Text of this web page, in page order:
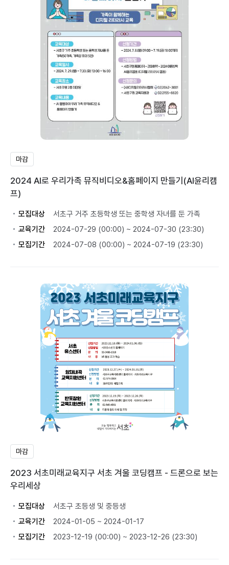
마감
2024 AI로 우리가족 뮤직비디오&홈페이지 만들기(AI윤리캠
프)
모집대상
서초구 거주 초등학생 또는 중학생 자녀를 둔 가족
교육기간
2024-07-29 (00:00) ~ 2024-07-30 (23:30)
모집기간
2024-07-08 (00:00) ~ 2024-07-19 (23:30)
마감
2023 서초미래교육지구 서초 겨울 코딩캠프 - 드론으로 보는
우리세상
모집대상
서초구 초등생 및 중등생
교육기간
2024-01-05 ~ 2024-01-17
모집기간
2023-12-19 (00:00) ~ 2023-12-26 (23:30)